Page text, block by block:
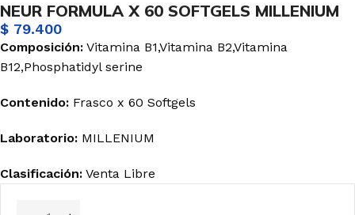
NEUR FORMULA X 60 SOFTGELS MILLENIUM
$ 79.400
Composición: Vitamina B1,Vitamina B2,Vitamina
B12,Phosphatidyl serine
Contenido: Frasco x 60 Softgels
Laboratorio: MILLENIUM
Clasificación: Venta Libre